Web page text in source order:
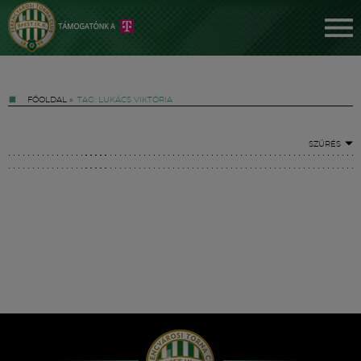
FŐOLDAL » TAG: LUKÁCS VIKTÓRIA
SZŰRÉS
Hírek